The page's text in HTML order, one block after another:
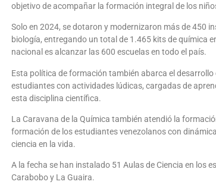
objetivo de acompañar la formación integral de los
Solo en 2024, se dotaron y modernizaron más de 450
biología, entregando un total de 1.465 kits de química
nacional es alcanzar las 600 escuelas en todo el país.
Esta política de formación también abarca el
estudiantes con actividades lúdicas, cargadas de
esta disciplina científica.
La Caravana de la Química también atendió la
formación de los estudiantes venezolanos con
ciencia en la vida.
A la fecha se han instalado 51 Aulas de Ciencia en los
Carabobo y La Guaira.